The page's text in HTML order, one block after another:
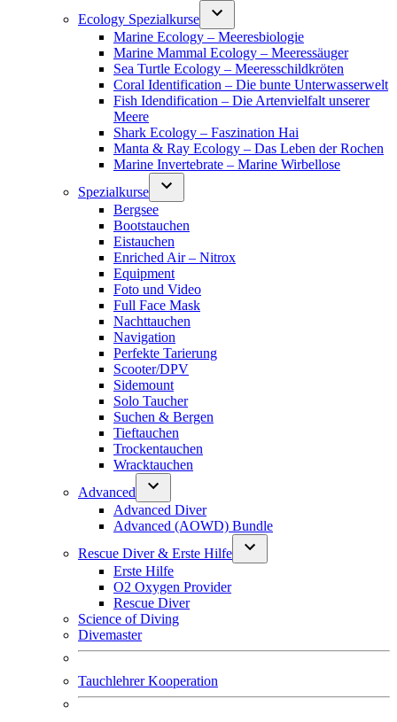
Ecology Spezialkurse
Marine Ecology – Meeresbiologie
Marine Mammal Ecology – Meeressäuger
Sea Turtle Ecology – Meeresschildkröten
Coral Identification – Die bunte Unterwasserwelt
Fish Idendification – Die Artenvielfalt unserer
Meere
Shark Ecology – Faszination Hai
Manta & Ray Ecology – Das Leben der Rochen
Marine Invertebrate – Marine Wirbellose
Spezialkurse
Bergsee
Bootstauchen
Eistauchen
Enriched Air – Nitrox
Equipment
Foto und Video
Full Face Mask
Nachttauchen
Navigation
Perfekte Tarierung
Scooter/DPV
Sidemount
Solo Taucher
Suchen & Bergen
Tieftauchen
Trockentauchen
Wracktauchen
Advanced
Advanced Diver
Advanced (AOWD) Bundle
Rescue Diver & Erste Hilfe
Erste Hilfe
O2 Oxygen Provider
Rescue Diver
Science of Diving
Divemaster
Tauchlehrer Kooperation